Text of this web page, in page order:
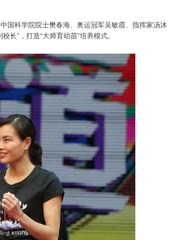
国科学院院士樊春海、奥运冠军吴敏霞、指挥家汤沐
长”，打造“大师育幼苗”培养模式。